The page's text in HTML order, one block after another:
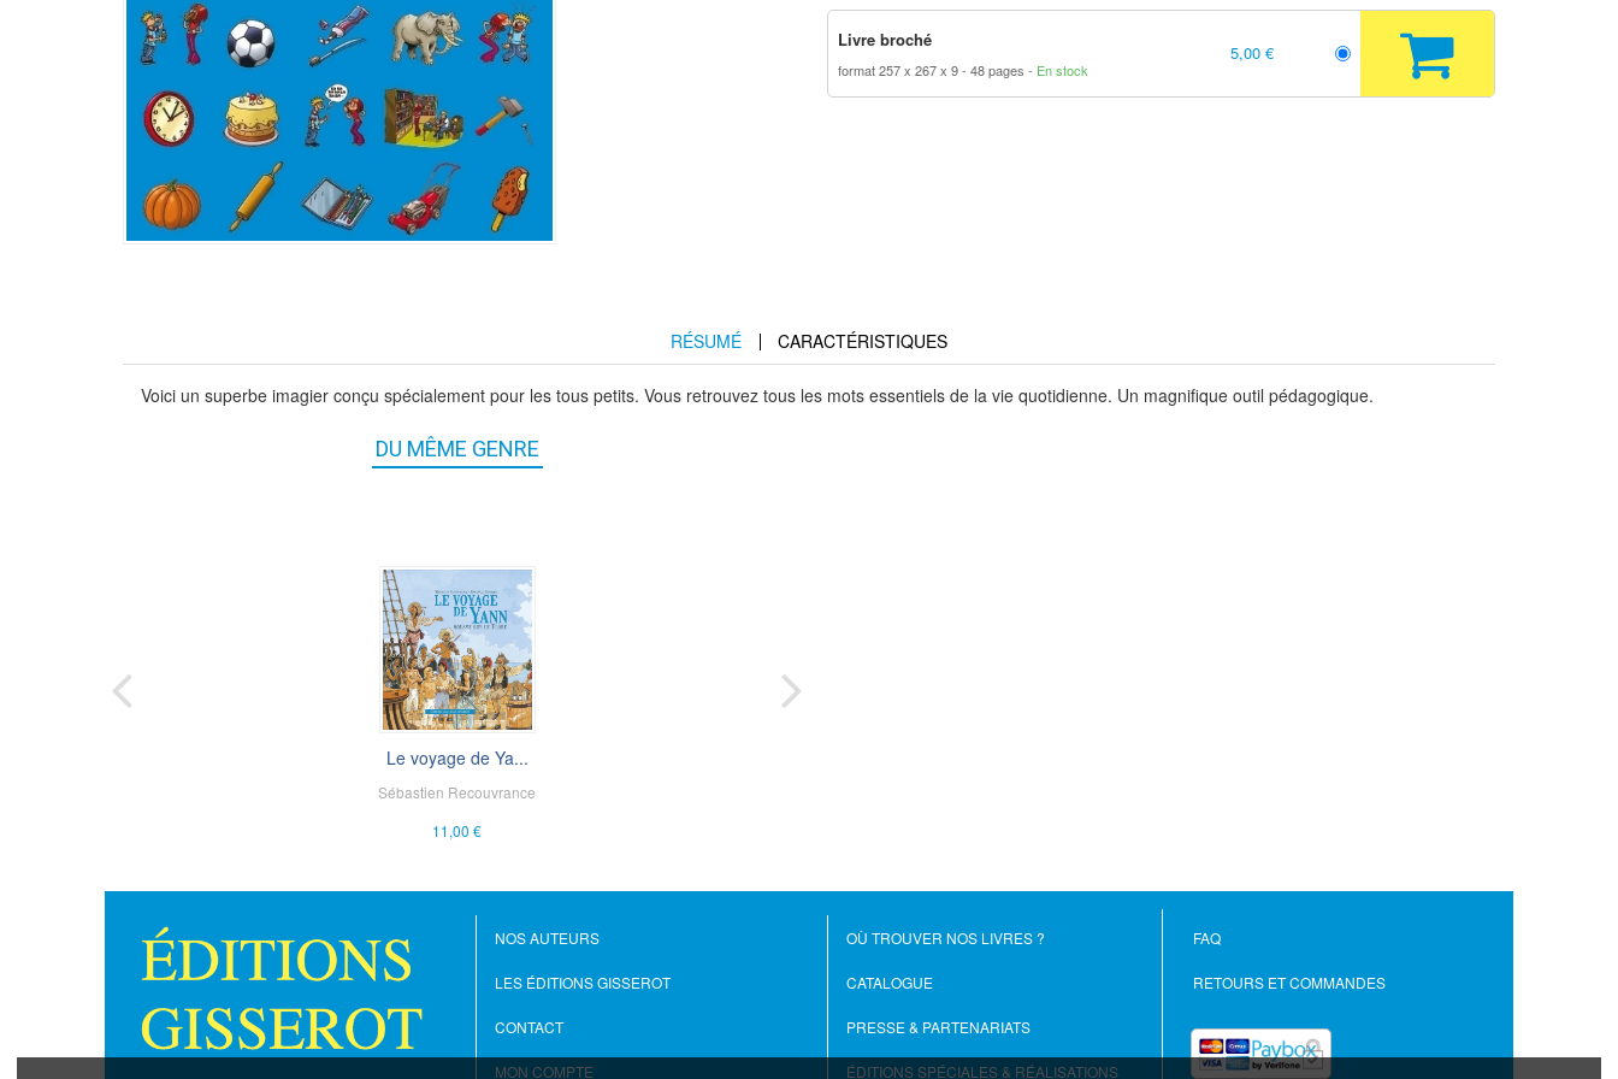
Livre broché
format 257 x 267 x 9 48 pages En stock
5,00 €
RÉSUMÉ CARACTÉRISTIQUES
Voici un superbe imagier conçu spécialement pour les tous petits. Vous retrouvez tous les mots essentiels de la vie quotidienne. Un magnifique outil pédagogique.
DU MÊME GENRE
Le voyage de Ya...
Sébastien Recouvrance
11,00 €
NOS AUTEURS
LES ÉDITIONS GISSEROT
CONTACT
MON COMPTE
OÙ TROUVER NOS LIVRES ?
CATALOGUE
PRESSE & PARTENARIATS
ÉDITIONS SPÉCIALES & RÉALISATIONS
FAQ
RETOURS ET COMMANDES